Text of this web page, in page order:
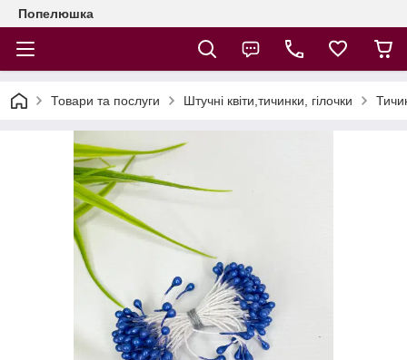
Попелюшка
Товари та послуги Штучні квіти,тичинки, гілочки